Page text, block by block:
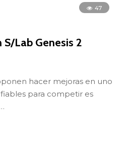
47
Lab Genesis 2
hacer mejoras en uno
para competir es